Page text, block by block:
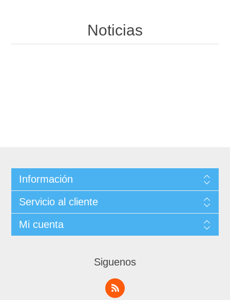
Noticias
Información
Servicio al cliente
Mi cuenta
Siguenos